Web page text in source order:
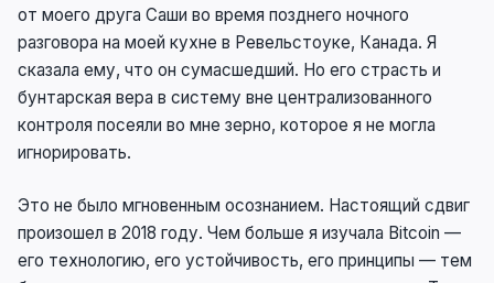
от моего друга Саши во время позднего ночного
разговора на моей кухне в Ревельстоуке, Канада. Я
сказала ему, что он сумасшедший. Но его страсть и
бунтарская вера в систему вне централизованного
контроля посеяли во мне зерно, которое я не могла
игнорировать.
Это не было мгновенным осознанием. Настоящий сдвиг
произошел в 2018 году. Чем больше я изучала Bitcoin —
его технологию, его устойчивость, его принципы — тем